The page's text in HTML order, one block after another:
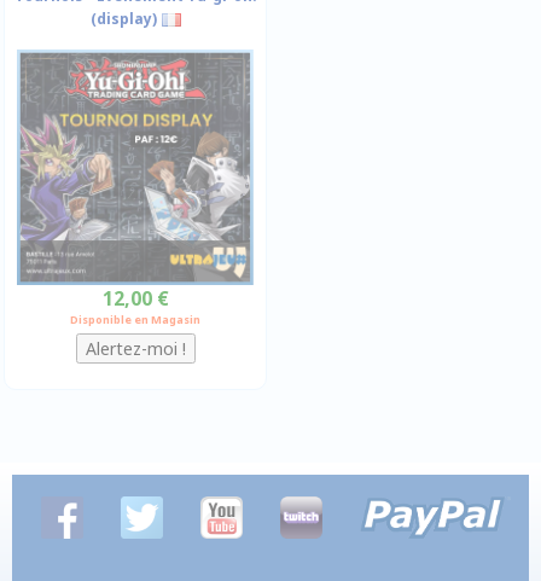
(display)
12,00 €
Disponible en Magasin